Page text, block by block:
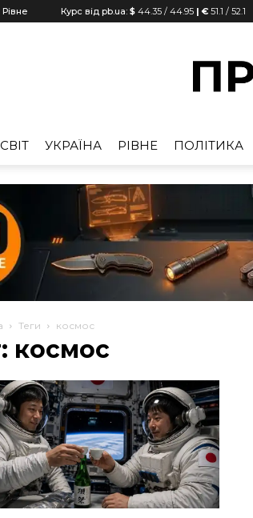
Рівне Курс від pb.ua: $ 44.35 / 44.95 | € 51.1 / 52.1
CВІТ УКРАЇНА РІВНЕ ПОЛІТИКА
Теги космос
космос